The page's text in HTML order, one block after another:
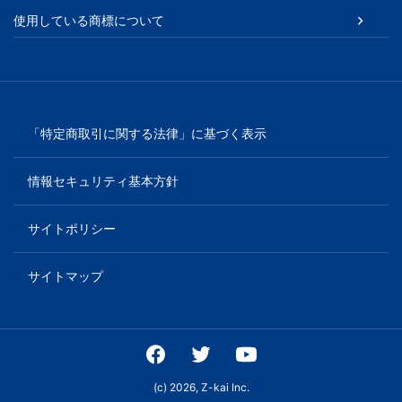
育
を
じ
め
と
た
使用している商標について
「特定商取引に関する法律」に基づく表示
情報セキュリティ基本方針
サイトポリシー
サイトマップ
(c) 2026, Z-kai Inc.